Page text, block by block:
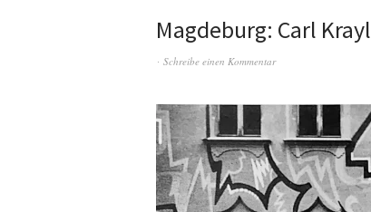
Magdeburg: Carl Krayl
Schreibe einen Kommentar